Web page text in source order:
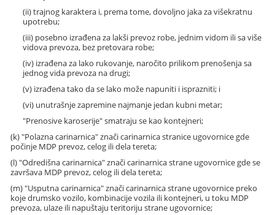
(ii) trajnog karaktera i, prema tome, dovoljno jaka za višekratnu
upotrebu;
(iii) posebno izrađena za lakši prevoz robe, jednim vidom ili sa više
vidova prevoza, bez pretovara robe;
(iv) izrađena za lako rukovanje, naročito prilikom prenošenja sa
jednog vida prevoza na drugi;
(v) izrađena tako da se lako može napuniti i isprazniti; i
(vi) unutrašnje zapremine najmanje jedan kubni metar;
"Prenosive karoserije" smatraju se kao kontejneri;
(k) "Polazna carinarnica" znači carinarnica stranice ugovornice gde
počinje MDP prevoz, celog ili dela tereta;
(l) "Odredišna carinarnica" znači carinarnica strane ugovornice gde se
završava MDP prevoz, celog ili dela tereta;
(m) "Usputna carinarnica" znači carinarnica strane ugovornice preko
koje drumsko vozilo, kombinacije vozila ili kontejneri, u toku MDP
prevoza, ulaze ili napuštaju teritoriju strane ugovornice;